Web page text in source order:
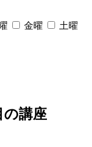
金曜 土曜
の講座